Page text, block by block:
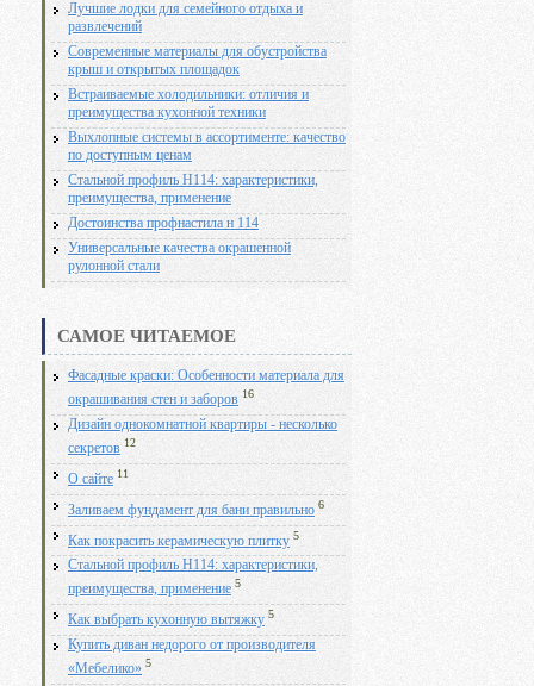
Лучшие лодки для семейного отдыха и
развлечений
Современные материалы для обустройства
крыш и открытых площадок
Встраиваемые холодильники: отличия и
преимущества кухонной техники
Выхлопные системы в ассортименте: качество
по доступным ценам
Стальной профиль Н114: характеристики,
преимущества, применение
Достоинства профнастила н 114
Универсальные качества окрашенной
рулонной стали
САМОЕ ЧИТАЕМОЕ
Фасадные краски: Особенности материала для
окрашивания стен и заборов 16
Дизайн однокомнатной квартиры - несколько
секретов 12
О сайте 11
Заливаем фундамент для бани правильно 6
Как покрасить керамическую плитку 5
Стальной профиль Н114: характеристики,
преимущества, применение 5
Как выбрать кухонную вытяжку 5
Купить диван недорого от производителя
«Мебелико» 5